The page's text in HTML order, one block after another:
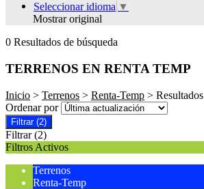
Seleccionar idioma ▼
Mostrar original
0 Resultados de búsqueda
TERRENOS EN RENTA TEMP
Inicio > Terrenos > Renta-Temp > Resultados
Ordenar por
Filtrar (2)
Filtrar (2)
Filtros Activos
Terrenos
Renta-Temp